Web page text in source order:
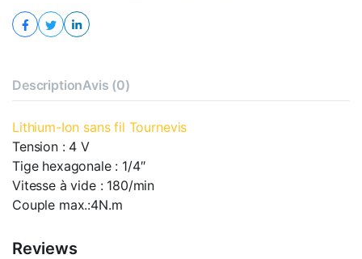
DescriptionAvis (0)
Lithium-Ion sans fil Tournevis
Tension : 4 V
Tige hexagonale : 1/4″
Vitesse à vide : 180/min
Couple max.:4N.m
Reviews